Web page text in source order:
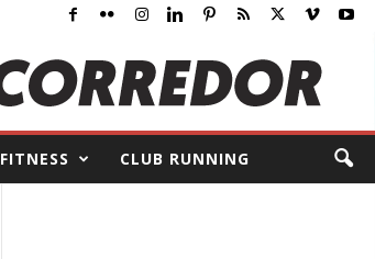
FITNESS CLUB RUNNING